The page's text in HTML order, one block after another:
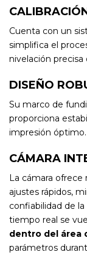
Cuenta con un
simplifica el
nivelación
DISEÑO
Su marco de
proporciona
impresión óptimo.
CÁMARA
La cámara
ajustes rápidos,
confiabilidad de
tiempo real se
dentro del área
parámetros